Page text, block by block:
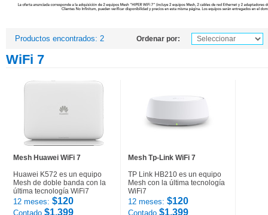
Productos encontrados: 2 Ordenar por:
WiFi 7
Mesh Huawei WiFi 7
Huawei K572 es un equipo
Mesh de doble banda con la
última tecnología WiFi7
12 meses: $120
Contado $1,399
Mesh Tp-Link WiFi 7
TP Link HB210 es un equipo
Mesh con la última tecnología
WiFi7
12 meses: $120
Contado $1,399